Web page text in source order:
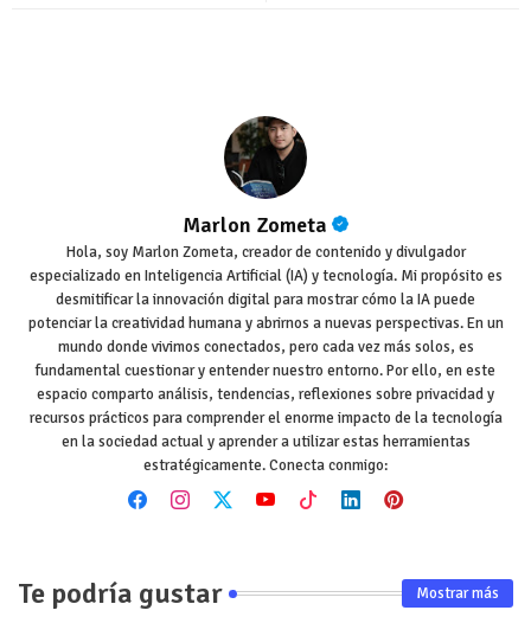
Marlon Zometa
Hola, soy Marlon Zometa, creador de contenido y divulgador
especializado en Inteligencia Artificial (IA) y tecnología. Mi propósito es
desmitificar la innovación digital para mostrar cómo la IA puede
potenciar la creatividad humana y abrirnos a nuevas perspectivas. En un
mundo donde vivimos conectados, pero cada vez más solos, es
fundamental cuestionar y entender nuestro entorno. Por ello, en este
espacio comparto análisis, tendencias, reflexiones sobre privacidad y
recursos prácticos para comprender el enorme impacto de la tecnología
en la sociedad actual y aprender a utilizar estas herramientas
estratégicamente. Conecta conmigo:
Te podría gustar Mostrar más